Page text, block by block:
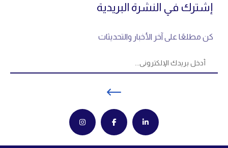
إشترك في النشرة البريدية
كن مطلعًا على آخر الأخبار والتحديثات